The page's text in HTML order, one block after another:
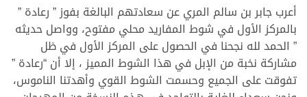
أعرب جابر بن سالم المري عن سعادتهم البالغة بفوز ” رعادة ”
بالمركز الأول في شوط المفاريد محلي مفتوح، وواصل حديثه
” الحمد لله نجحنا في الحصول على المركز الأول في ظل
مشاركة نخبة من الإبل في هذا الشوط المميز ، إلا أن “رعادة ”
تفوقت على الجميع وحسمت الشوط القوي وأهدتنا الناموس،